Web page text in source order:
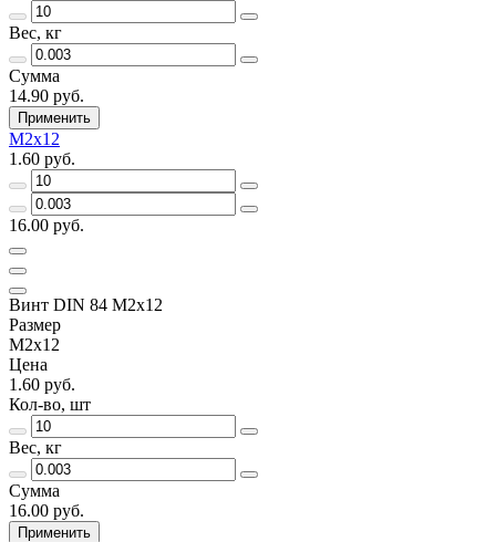
Вес, кг
Сумма
14.90 руб.
Применить
М2х12
1.60 руб.
16.00 руб.
Винт DIN 84 М2х12
Размер
М2х12
Цена
1.60 руб.
Кол-во, шт
Вес, кг
Сумма
16.00 руб.
Применить